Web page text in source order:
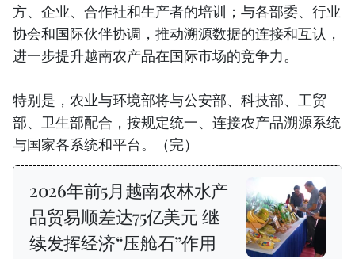
方、企业、合作社和生产者的培训；与各部委、行业
协会和国际伙伴协调，推动溯源数据的连接和互认，
进一步提升越南农产品在国际市场的竞争力。
特别是，农业与环境部将与公安部、科技部、工贸
部、卫生部配合，按规定统一、连接农产品溯源系统
与国家各系统和平台。（完）
2026年前5月越南农林水产
品贸易顺差达75亿美元 继
续发挥经济“压舱石”作用